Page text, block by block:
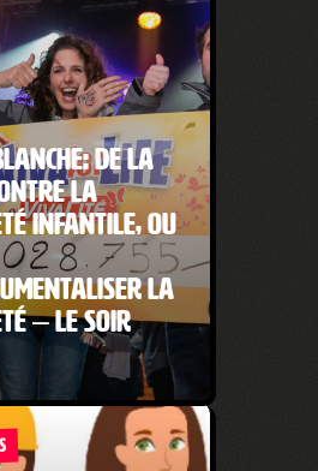
de la
la
infantile, ou
la
– Le Soir